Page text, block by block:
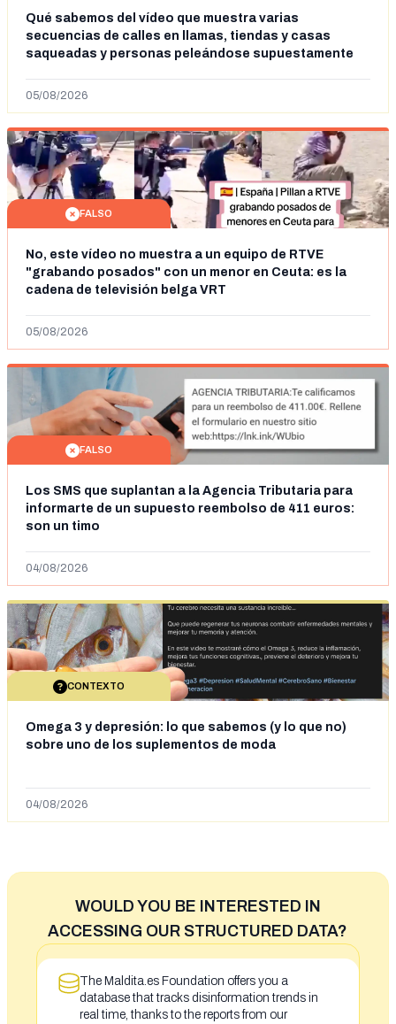
Qué sabemos del vídeo que muestra varias
secuencias de calles en llamas, tiendas y casas
saqueadas y personas peleándose supuestamente
situación irregular a Ceuta
05/08/2026
FALSO
No, este vídeo no muestra a un equipo de RTVE
"grabando posados" con un menor en Ceuta: es la
cadena de televisión belga VRT
05/08/2026
FALSO
Los SMS que suplantan a la Agencia Tributaria para
informarte de un supuesto reembolso de 411 euros:
son un timo
04/08/2026
CONTEXTO
Omega 3 y depresión: lo que sabemos (y lo que no)
sobre uno de los suplementos de moda
04/08/2026
WOULD YOU BE INTERESTED IN
ACCESSING OUR STRUCTURED DATA?
The Maldita.es Foundation offers you a
database that tracks disinformation trends in
real time, thanks to the reports from our